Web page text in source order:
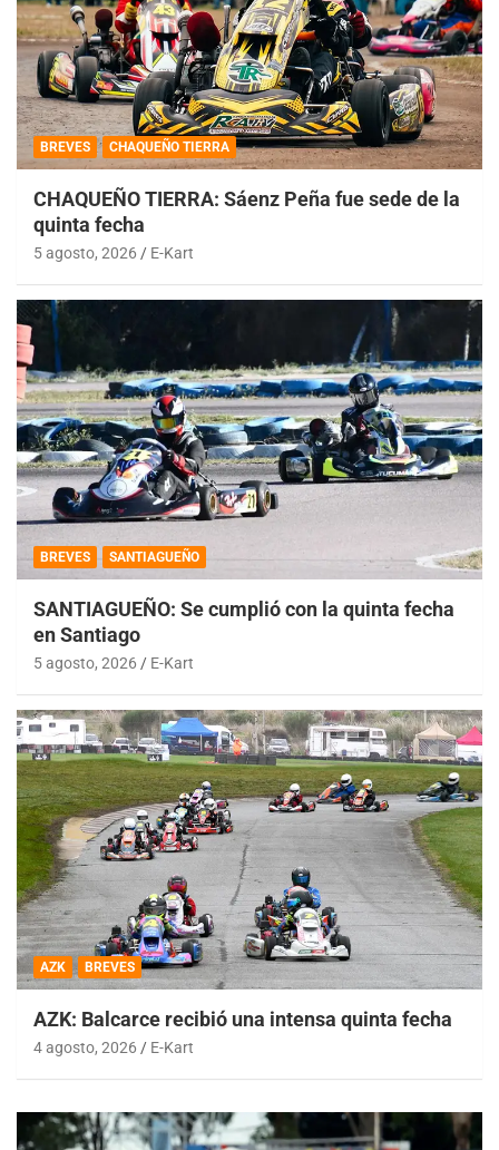
BREVES CHAQUEÑO TIERRA
CHAQUEÑO TIERRA: Sáenz Peña fue sede de la
quinta fecha
5 agosto, 2026 E-Kart
BREVES SANTIAGUEÑO
SANTIAGUEÑO: Se cumplió con la quinta fecha
en Santiago
5 agosto, 2026 E-Kart
AZK BREVES
AZK: Balcarce recibió una intensa quinta fecha
4 agosto, 2026 E-Kart